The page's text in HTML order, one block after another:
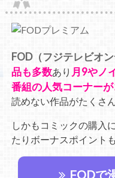
FOD（フジテレビオン
品も多数あり 月9やノ
番組の人気コーナー
読めない作品がたくさん
しかもコミックの購入
たりボーナスポイント
FODで